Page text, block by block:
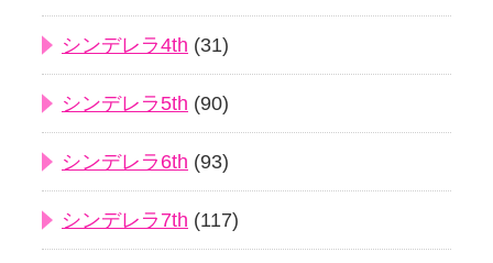
シンデレラ4th (31)
シンデレラ5th (90)
シンデレラ6th (93)
シンデレラ7th (117)